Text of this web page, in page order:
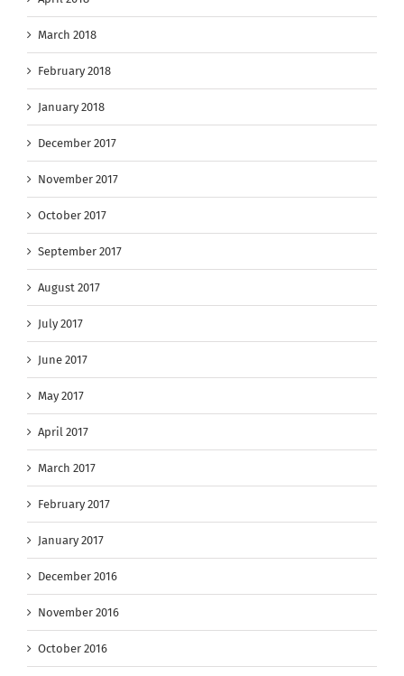
March 2018
February 2018
January 2018
December 2017
November 2017
October 2017
September 2017
August 2017
July 2017
June 2017
May 2017
April 2017
March 2017
February 2017
January 2017
December 2016
November 2016
October 2016